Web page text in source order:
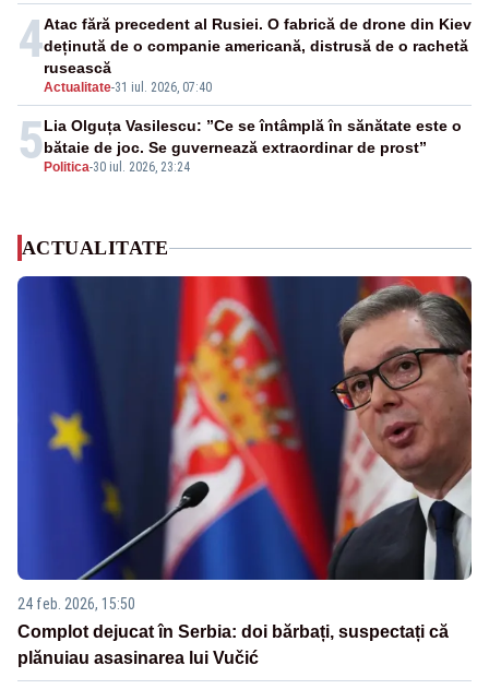
4
Actualitate-31 iul. 2026, 07:40
Atac fără precedent al Rusiei. O fabrică de drone din Kiev
deținută de o companie americană, distrusă de o rachetă
rusească
5 Politica-30 iul. 2026, 23:24
Lia Olguța Vasilescu: ”Ce se întâmplă în sănătate este o
bătaie de joc. Se guvernează extraordinar de prost”
ACTUALITATE
24 feb. 2026, 15:50
Complot dejucat în Serbia: doi bărbați, suspectați că
plănuiau asasinarea lui Vučić